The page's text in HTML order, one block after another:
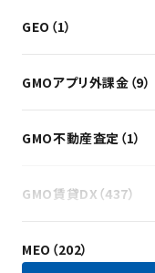
GEO（1）
GMOアプリ外課金（9）
GMO不動産査定（1）
GMO賃貸DX（437）
MEO（202）